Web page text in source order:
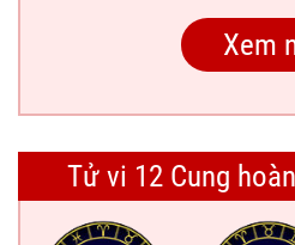
Tử vi 12 Cung